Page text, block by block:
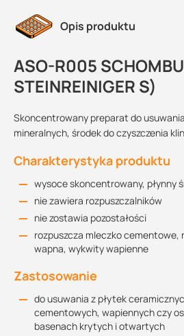
Opis produktu
ASO-R005
STEINREINIGER S)
Skoncentrowany preparat do
mineralnych, środek do czyszczenia
Charakterystyka produktu
wysoce skoncentrowany, płynny
nie zawiera rozpuszczalników
nie zostawia pozostałości
rozpuszcza mleczko cementowe,
wapna, wykwity wapienne
Zastosowanie
do usuwania z płytek
cementowych, wapiennych czy
basenach krytych i otwartych